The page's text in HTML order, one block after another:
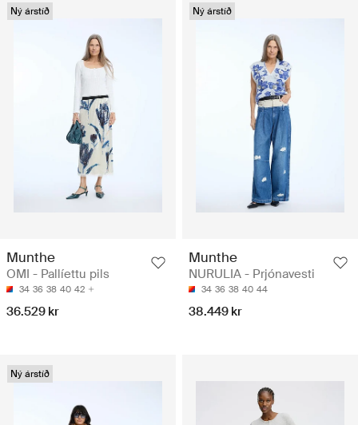
Ný árstíð
Munthe
OMI - Pallíettu pils
34 36 38 40 42
36.529 kr
Ný árstíð
Munthe
NURULIA - Prjónavesti
34 36 38 40 44
38.449 kr
Ný árstíð